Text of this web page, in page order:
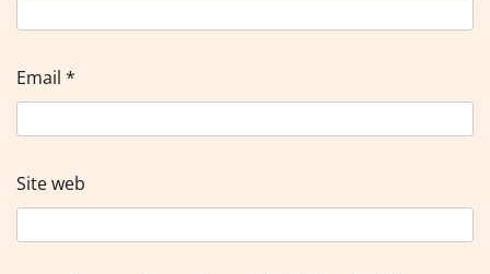
Email *
Site web